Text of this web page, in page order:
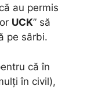
au permis
UCK” să
pe sârbi.
că în
în civil),